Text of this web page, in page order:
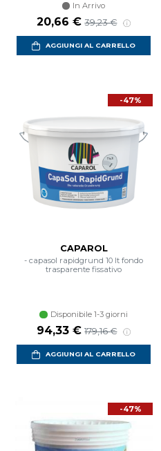
In Arrivo
Prezzo scontato
20,66 € Prezzo di listino
39,23 €
AGGIUNGI AL CARRELLO
-47%
CAPAROL
- capasol rapidgrund 10 lt fondo
trasparente fissativo
Disponibile 1-3 giorni
Prezzo scontato
94,33 € Prezzo di listino
179,16 €
AGGIUNGI AL CARRELLO
-47%